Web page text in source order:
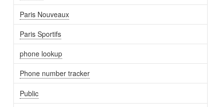
Paris Nouveaux
Paris Sportifs
phone lookup
Phone number tracker
Public